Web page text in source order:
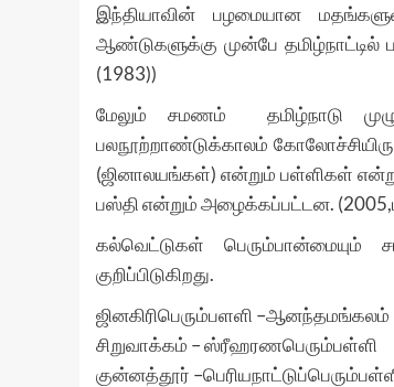
இந்தியாவின் பழமையான
ஆண்டுகளுக்கு முன்பே தமிழ்நாட்டில்
(1983))
மேலும் சமணம் தமிழ்நாடு
பலநூற்றாண்டுக்காலம்
(ஜினாலயங்கள்) என்றும் பள்ளிகள்
பஸ்தி என்றும் அழைக்கப்பட்டன.
கல்வெட்டுகள்
குறிப்பிடுகிறது.
ஜினகிரிபெரும்பளளி –ஆனந்தமங்கலம்
சிறுவாக்கம் – ஸ்ரீஹரணபெரும்பள்ளி
குன்னத்தூர்